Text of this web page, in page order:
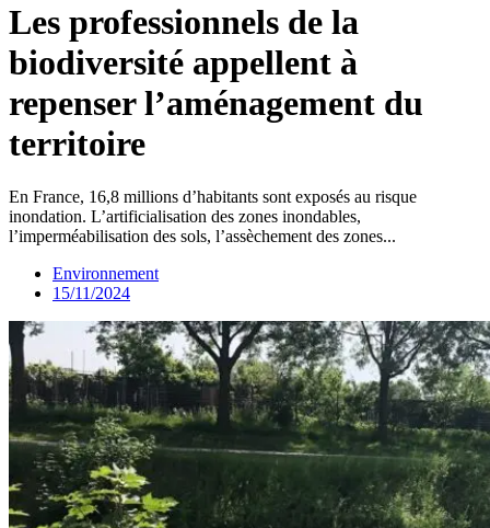
Les professionnels de la
biodiversité appellent à
repenser l’aménagement du
territoire
En France, 16,8 millions d’habitants sont exposés au risque
inondation. L’artificialisation des zones inondables,
l’imperméabilisation des sols, l’assèchement des zones...
Environnement
15/11/2024